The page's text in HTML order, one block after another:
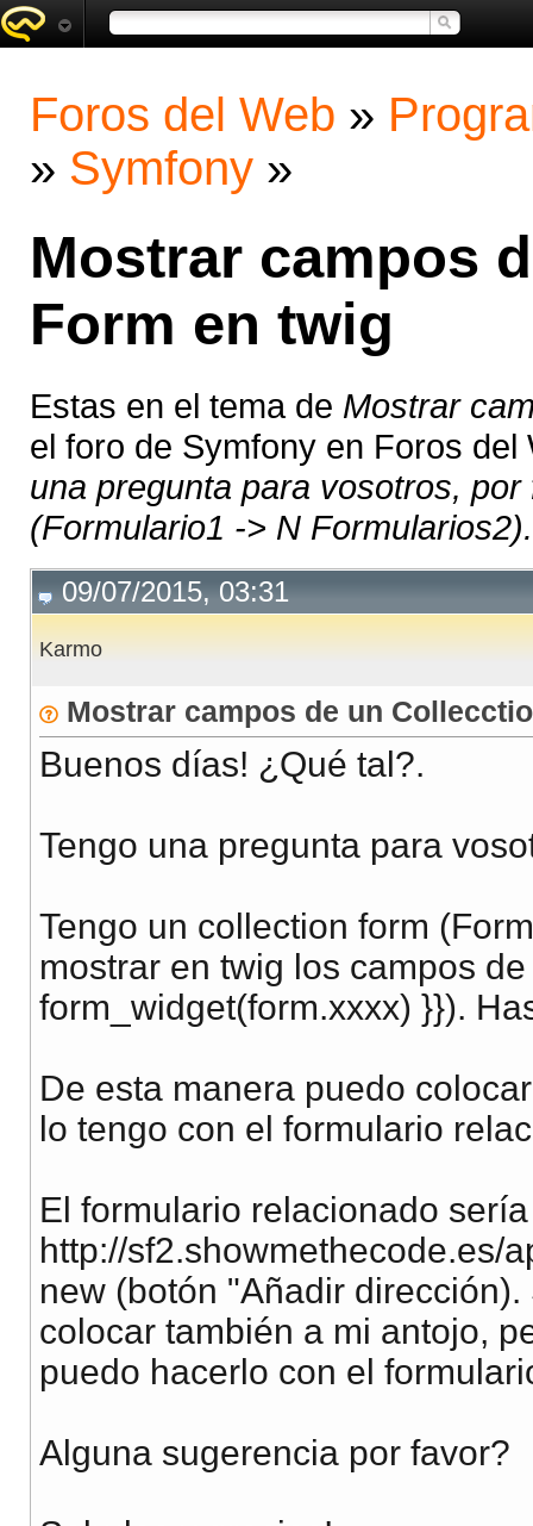
Foros del Web »
» Symfony »
Mostrar campos
Form en twig
Estas en el tema de Mostrar
el foro de Symfony en Foros
una pregunta para vosotros,
(Formulario1 -> N
09/07/2015, 03:31
Karmo
Mostrar campos de un
Buenos días! ¿Qué tal?.
Tengo una pregunta para
Tengo un collection form
mostrar en twig los campos
form_widget(form.xxxx) }}).
De esta manera puedo
lo tengo con el formulario
El formulario relacionado
http://sf2.showmethecode.es/
new (botón "Añadir
colocar también a mi antojo,
puedo hacerlo con el
Alguna sugerencia por favor?